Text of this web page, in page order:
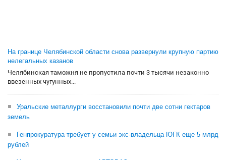
На границе Челябинской области снова развернули крупную партию
нелегальных казанов
Челябинская таможня не пропустила почти 3 тысячи незаконно
ввезенных чугунных...
Уральские металлурги восстановили почти две сотни гектаров
земель
Генпрокуратура требует у семьи экс-владельца ЮГК еще 5 млрд
рублей